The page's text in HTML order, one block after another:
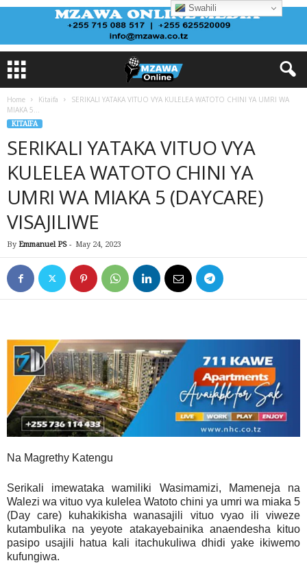
Home Kitaifa
SERIKALI YATAKA VITUO VYA KULELEA WATOTO CHINI YA UMRI WA
MIAKA 5...
KITAIFA
SERIKALI YATAKA VITUO VYA
KULELEA WATOTO CHINI YA
UMRI WA MIAKA 5 (DAYCARE)
VISAJILIWE
By Emmanuel PS - May 24, 2023
Na Magrethy Katengu
Serikali imewataka wamiliki Wasimamizi, Mameneja na
Walezi wa vituo vya kulelea Watoto chini ya umri wa miaka 5
(Day care) kuhakikisha wanasajili vituo vyao ili viweze
kutambulika na yeyote atakayebainika anaendesha kituo
pasipo usajili hatua kali itachukuliwa dhidi yake ikiwemo
kufungiwa.
Swahili